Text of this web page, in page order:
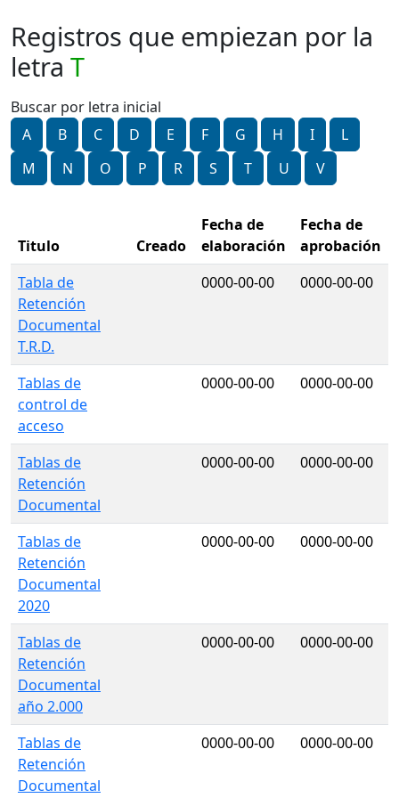
Registros que empiezan por la
letra T
Buscar por letra inicial
A
B C D E F G H I
L
M
N O P R S T U V
Titulo Creado
Fecha de
elaboración
Fecha de
aprobación
Tabla de
Retención
Documental
T.R.D.
0000-00-00 0000-00-00
Tablas de
control de
acceso
0000-00-00 0000-00-00
Tablas de
Retención
Documental
0000-00-00 0000-00-00
Tablas de
Retención
Documental
2020
0000-00-00 0000-00-00
Tablas de
Retención
Documental
año 2.000
0000-00-00 0000-00-00
Tablas de
Retención
Documental
0000-00-00 0000-00-00